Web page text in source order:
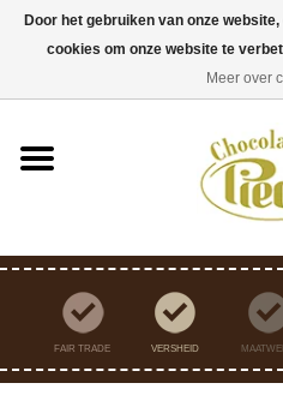
Verzending binnen Nederland vanaf
FAIR TRADE VERSHEID
Door het gebruiken van onze
cookies om onze website te
Meer over